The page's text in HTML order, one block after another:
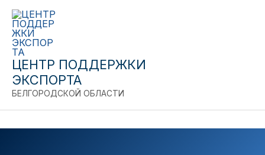
Перейти
содержимому
ЦЕНТР ПОДДЕРЖКИ
ЭКСПОРТА
БЕЛГОРОДСКОЙ ОБЛАСТИ